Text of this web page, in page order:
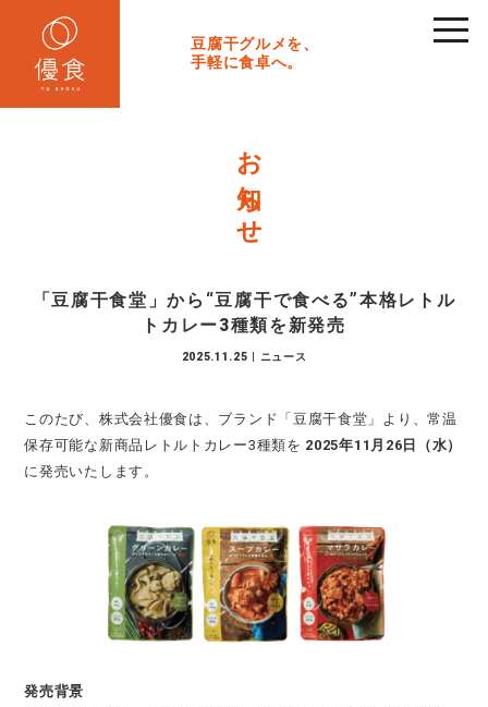
豆腐干グルメを、
手軽に食卓へ。
toggle
お知らせ
「豆腐干食堂」から“豆腐干で食べる”本格レトル
トカレー3種類を新発売
2025.11.25 | ニュース
このたび、株式会社優食は、ブランド「豆腐干食堂」より、常温
保存可能な新商品レトルトカレー3種類を 2025年11月26日（水）
に発売いたします。
発売背景